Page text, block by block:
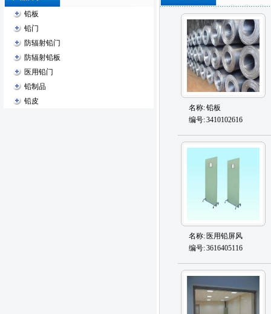
铅板
铅门
防辐射铅门
防辐射铅板
医用铅门
铅制品
铅皮
名称:铅板
编号:3410102616
名称: 医用铅屏风
编号:3616405116